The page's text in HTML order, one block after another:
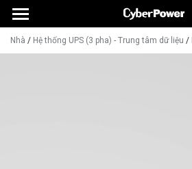
Nhà / Hệ thống UPS (3 pha) - Trung tâm dữ liệu /